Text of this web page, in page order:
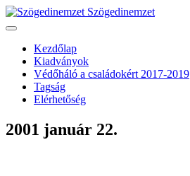
Szögedinemzet
Kezdőlap
Kiadványok
Védőháló a családokért 2017-2019
Tagság
Elérhetőség
2001 január 22.